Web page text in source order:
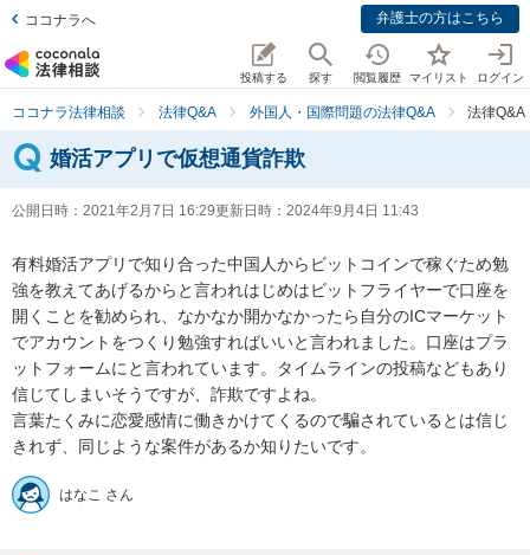
ココナラへ 弁護士の方はこちら
投稿する 探す 閲覧履歴 マイリスト ログイン
ココナラ法律相談 法律Q&A 外国人・国際問題の法律Q&A 法律Q&A
婚活アプリで仮想通貨詐欺
公開日時： 2021年2月7日 16:29更新日時： 2024年9月4日 11:43
有料婚活アプリで知り合った中国人からビットコインで稼ぐため勉
強を教えてあげるからと言われはじめはビットフライヤーで口座を
開くことを勧められ、なかなか開かなかったら自分のICマーケット
でアカウントをつくり勉強すればいいと言われました。口座はプラ
ットフォームにと言われています。タイムラインの投稿などもあり
信じてしまいそうですが、詐欺ですよね。
言葉たくみに恋愛感情に働きかけてくるので騙されているとは信じ
きれず、同じような案件があるか知りたいです。
はなこ さん